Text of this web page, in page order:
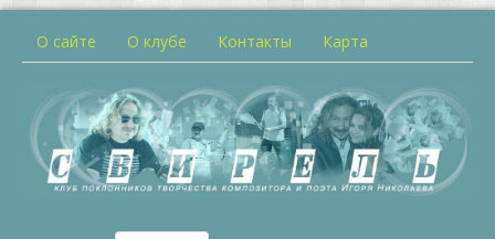
О сайте О клубе Контакты Карта